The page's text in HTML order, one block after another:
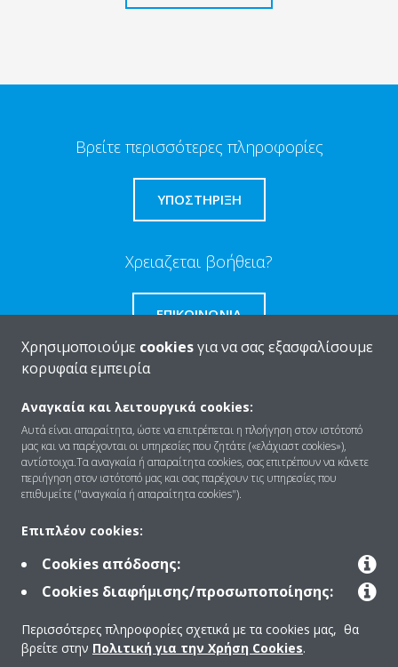
Βρείτε περισσότερες πληροφορίες
ΥΠΟΣΤΗΡΙΞΗ
Χρειαζεται βοήθεια?
ΕΠΙΚΟΙΝΩΝΊΑ
Ποιοι είμαστε
Λύσεις
Επικοινωνία
Products
Χρησιμοποιούμε cookiesγια να σας εξασφαλίσουμε
κορυφαία εμπειρία
Αναγκαία και λειτουργικά cookies:
Αυτά είναι απαραίτητα, ώστε να επιτρέπεται η πλοήγηση στον ιστότοπό
μας και να παρέχονται οι υπηρεσίες που ζητάτε («ελάχιαστ cookies»),
αντίστοιχα.Τα αναγκαία ή απαραίτητα cookies, σας επιτρέπουν να κάνετε
περιήγηση στον ιστότοπό μας και σας παρέχουν τις υπηρεσίες που
επιθυμείτε ("αναγκαία ή απαραίτητα cookies").
Επιπλέον cookies:
Cookies απόδοσης:
Cookies διαφήμισης/προσωποποίησης:
Περισσότερες πληροφορίες σχετικά με τα cookies μας, θα
βρείτε στην Πολιτική για την Χρήση Cookies.